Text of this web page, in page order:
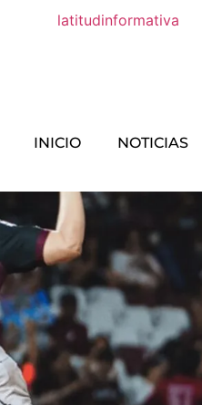
INICIO NOTICIAS